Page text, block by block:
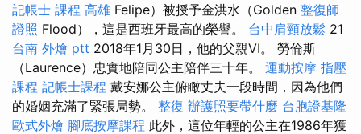
記帳士 課程 高雄 Felipe）被授予金洪水（Golden 整復師
證照 Flood），這是西班牙最高的榮譽。 台中肩頸放鬆 21
台南 外燴 ptt 2018年1月30日，他的父親VI。 勞倫斯
（Laurence）忠實地陪同公主陪伴三十年。 運動按摩 指壓
課程 記帳士課程 戴安娜公主俯瞰丈夫一段時間，因為他們
的婚姻充滿了緊張局勢。 整復 辦護照要帶什麼 台胞證基隆
歐式外燴 腳底按摩課程 此外，這位年輕的公主在1986年獲